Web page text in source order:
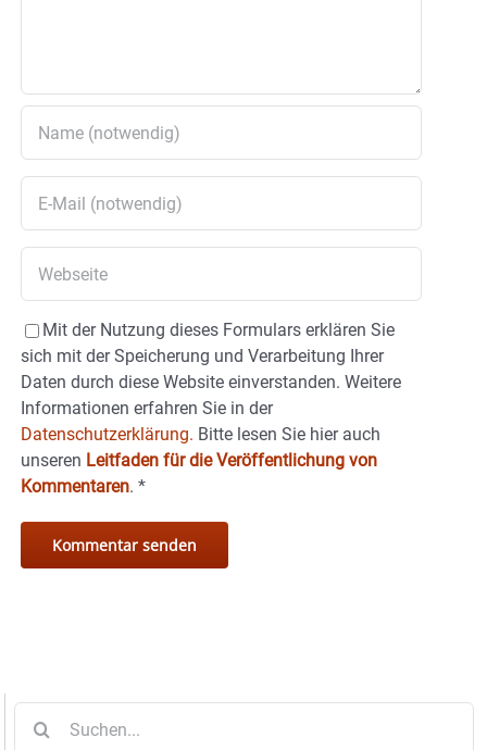
Mit der Nutzung dieses Formulars erklären Sie
sich mit der Speicherung und Verarbeitung Ihrer
Daten durch diese Website einverstanden. Weitere
Informationen erfahren Sie in der
Datenschutzerklärung. Bitte lesen Sie hier auch
unseren Leitfaden für die Veröffentlichung von
Kommentaren. *
nach: